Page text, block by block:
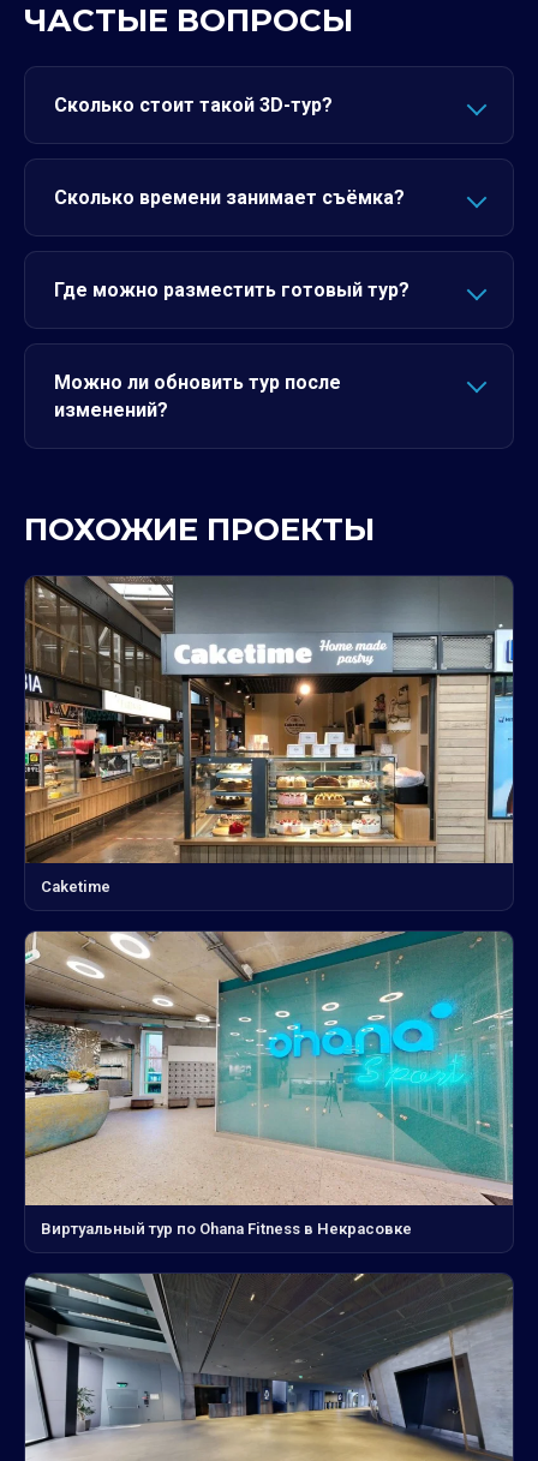
ЧАСТЫЕ ВОПРОСЫ
Сколько стоит такой 3D-тур?
Сколько времени занимает съёмка?
Где можно разместить готовый тур?
Можно ли обновить тур после
изменений?
ПОХОЖИЕ ПРОЕКТЫ
Caketime
Виртуальный тур по Ohana Fitness в Некрасовке